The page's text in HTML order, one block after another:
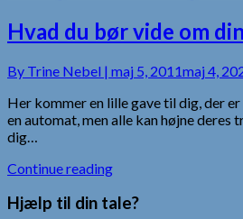
Hvad du bør vide om
By Trine Nebel | maj 5, 2011maj 4,
Her kommer en lille gave til dig, der
en automat, men alle kan højne
dig…
Continue reading
Hjælp til din tale?